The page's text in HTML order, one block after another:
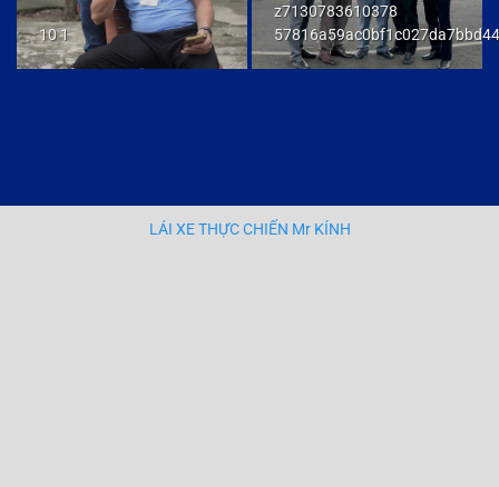
10 1
z7130783610378
LÁI XE THỰC CHIẾN Mr KÍNH